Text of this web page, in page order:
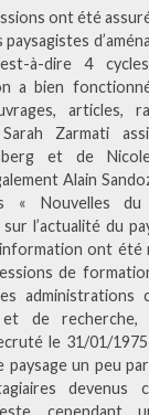
ont été
à-dire 4
a bien
articles,
Zarmati
et de
Alain
« Nouvelles
l’actualité du
ont été
de
administrations
de recherche,
le 31/01/
paysage un peu
devenus
cependant